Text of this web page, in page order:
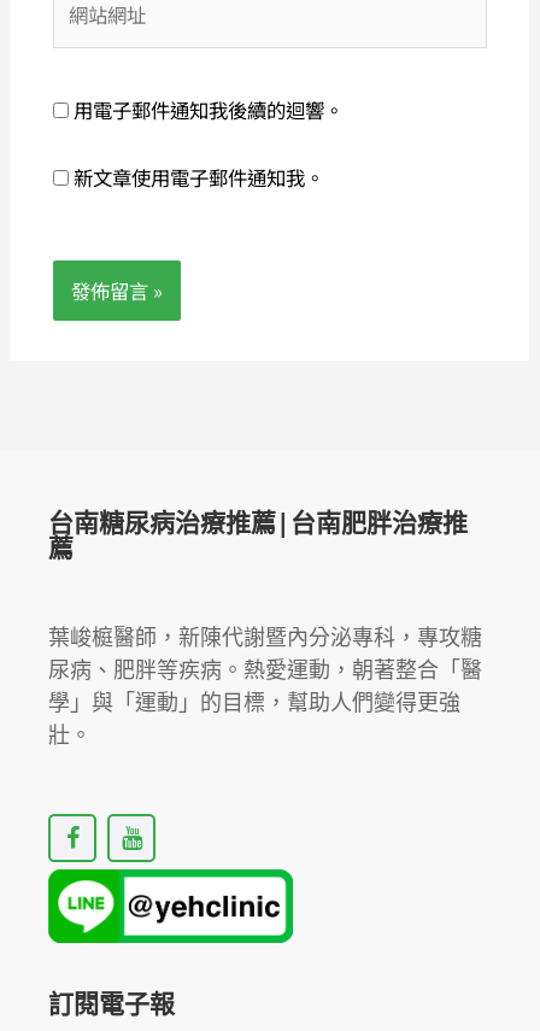
地
址
站
用電子郵件通知我後續的迴響。
新文章使用電子郵件通知我。
台南糖尿病治療推薦|台南肥胖治療推
薦
葉峻榳醫師，新陳代謝暨內分泌專科，專攻糖
尿病、肥胖等疾病。熱愛運動，朝著整合「醫
學」與「運動」的目標，幫助人們變得更強
壯。
F
a
c
e
b
o
k
Y
o
u
t
u
b
訂閱電子報